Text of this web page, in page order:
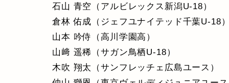
石山 青空（アルビレックス新潟U-18）
倉林 佑成（ジェフユナイテッド千葉U-18
山本 吟侍（高川学園高）
山﨑 遥稀（サガン鳥栖U-18）
木吹 翔太（サンフレッチェ広島ユース）